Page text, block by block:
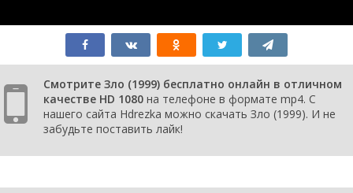
Смотрите Зло (1999) бесплатно онлайн в отличном
качестве HD 1080 на телефоне в формате mp4. С
нашего сайта Hdrezka можно скачать Зло (1999). И не
забудьте поставить лайк!